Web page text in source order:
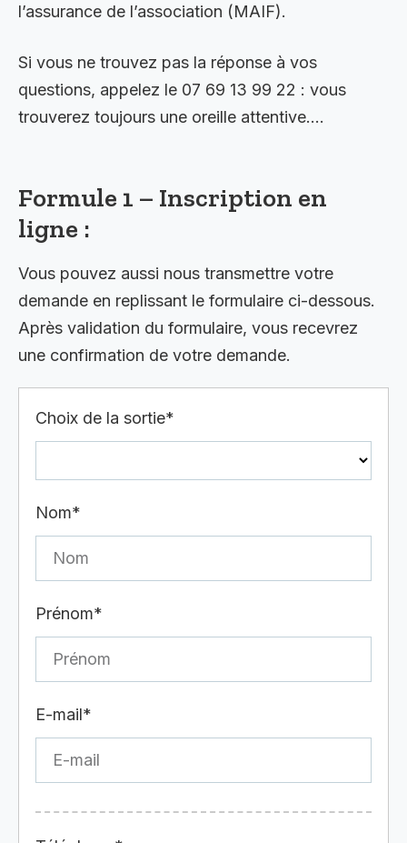
l’assurance de l’association (MAIF).
Si vous ne trouvez pas la réponse à vos
questions, appelez le 07 69 13 99 22 : vous
trouverez toujours une oreille attentive….
Formule 1 – Inscription en
ligne :
Vous pouvez aussi nous transmettre votre
demande en replissant le formulaire ci-dessous.
Après validation du formulaire, vous recevrez
une confirmation de votre demande.
Choix de la sortie*
Nom*
Prénom*
E-mail*